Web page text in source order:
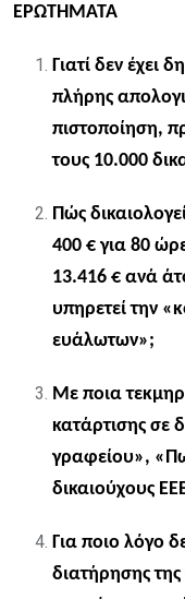
ΕΡΩΤΗΜΑΤΑ
Γιατί δεν έχει
πλήρης
πιστοποίηση,
τους 10.000
Πώς
400 € για 80
13.416 € ανά
υπηρετεί την
ευάλωτων»;​
Με ποια
κατάρτισης σε
γραφείου»,
δικαιούχους
Για ποιο λόγο
διατήρησης